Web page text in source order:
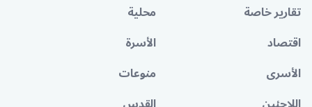
تقارير خاصة
محلية
اقتصاد
الأسرة
الأسرى
منوعات